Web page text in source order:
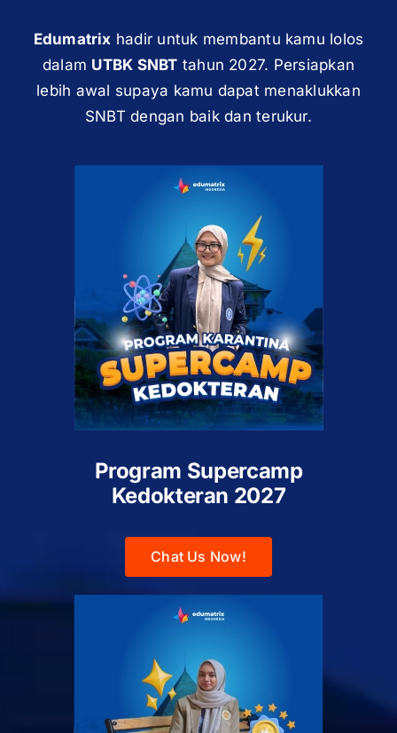
Edumatrix hadir untuk membantu kamu lolos
dalam UTBK SNBT tahun 2027. Persiapkan
lebih awal supaya kamu dapat menaklukkan
SNBT dengan baik dan terukur.
Program Supercamp
Kedokteran 2027
Chat Us Now!